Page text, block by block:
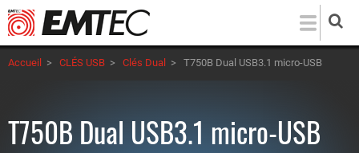
Aller
au
contenu
principal
Accueil > CLÉS USB > Clés Dual > T750B Dual USB3.1 micro-USB
T750B Dual USB3.1 micro-USB